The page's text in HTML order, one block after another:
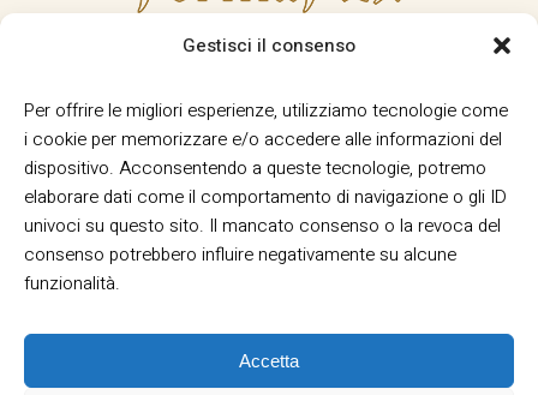
Gestisci il consenso
Per offrire le migliori esperienze, utilizziamo tecnologie come
i cookie per memorizzare e/o accedere alle informazioni del
dispositivo. Acconsentendo a queste tecnologie, potremo
elaborare dati come il comportamento di navigazione o gli ID
univoci su questo sito. Il mancato consenso o la revoca del
consenso potrebbero influire negativamente su alcune
funzionalità.
Accetta